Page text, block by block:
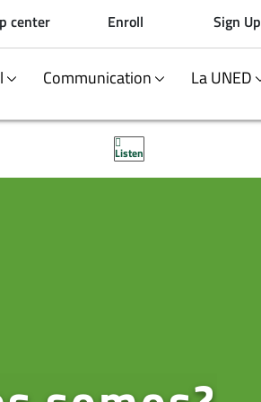
center Enroll Sign Up
Communication La UNED
Listen